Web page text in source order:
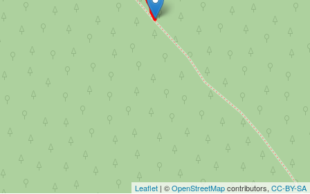
Leaflet | ©OpenStreetMapcontributors, CC-BY-SA